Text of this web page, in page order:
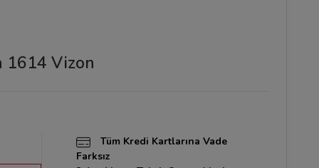
1614 Vizon
Tüm Kredi Kartlarına Vade
Farksız